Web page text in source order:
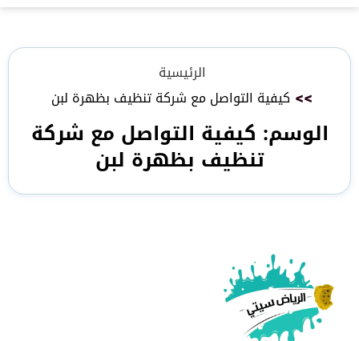
القائمة
بحث
الرئيسية
>> كيفية التواصل مع شركة تنظيف بظهرة لبن
الوسم: كيفية التواصل مع شركة
تنظيف بظهرة لبن